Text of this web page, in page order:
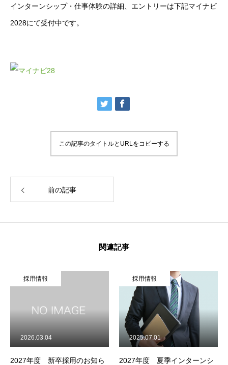
ソディック採用情報
Go to Sodick Official Website
インターンシップ・仕事体験の詳細、エントリーは下記マイナビ
2028にて受付中です。
この記事のタイトルとURLをコピーする
前の記事
関連記事
度 新卒採用のお知ら
2027年度 夏季インターンシ
2025.07.01
2026年